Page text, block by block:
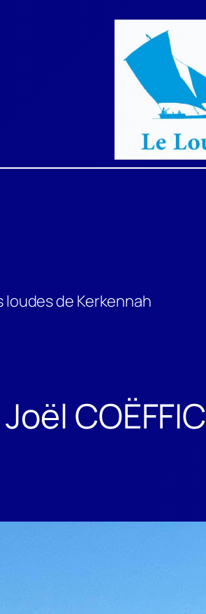
de Kerkennah
Joël COËFFIC